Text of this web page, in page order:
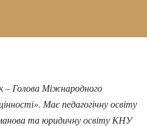
– Голова Міжнародного
Має педагогічну освіту
та юридичну освіту КНУ